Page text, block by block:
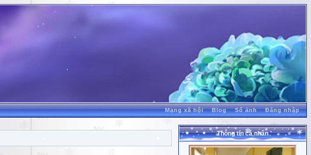
Mạng xã hội Blog Sổ ảnh Đăng nhập
Thông tin cá nhân